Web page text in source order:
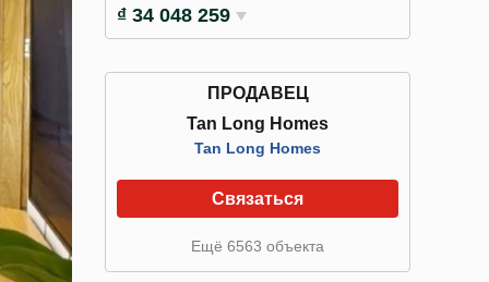
₫ 34 048 259
ПРОДАВЕЦ
Tan Long Homes
Tan Long Homes
Связаться
Ещё 6563 объекта